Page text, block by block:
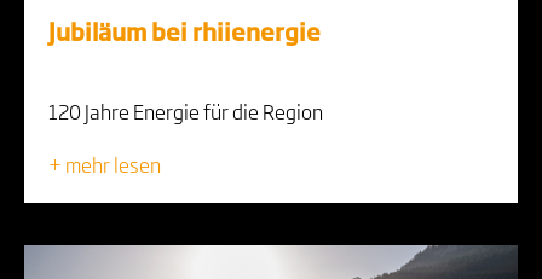
Jubiläum bei rhiienergie
120 Jahre Energie für die Region
+ mehr lesen